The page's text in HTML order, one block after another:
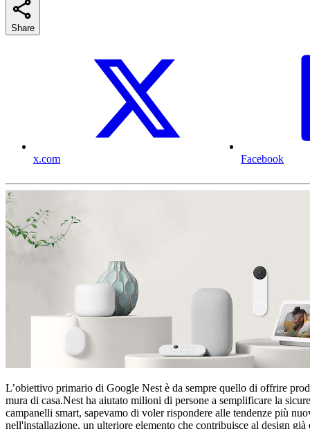
Share
x.com Facebook
L’obiettivo primario di Google Nest è da sempre quello di offrire
mura di casa.Nest ha aiutato milioni di persone a semplificare la
campanelli smart, sapevamo di voler rispondere alle tendenze più
nell'installazione, un ulteriore elemento che contribuisce al design